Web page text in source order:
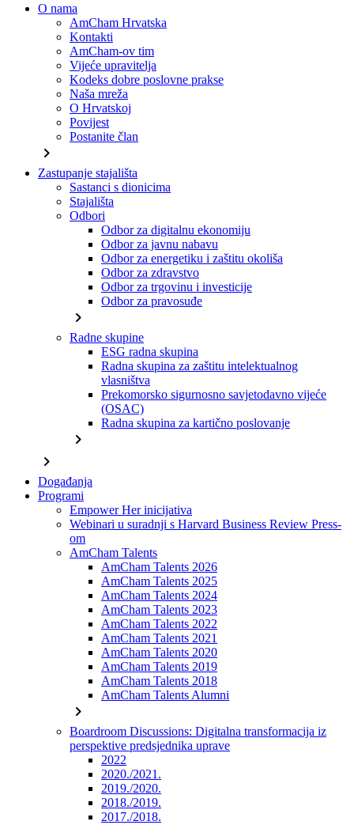
O nama
AmCham Hrvatska
Kontakti
AmCham-ov tim
Vijeće upravitelja
Kodeks dobre poslovne prakse
Naša mreža
O Hrvatskoj
Povijest
Postanite član
chevron_right
Zastupanje stajališta
Sastanci s dionicima
Stajališta
Odbori
Odbor za digitalnu ekonomiju
Odbor za javnu nabavu
Odbor za energetiku i zaštitu okoliša
Odbor za zdravstvo
Odbor za trgovinu i investicije
Odbor za pravosuđe
chevron_right
Radne skupine
ESG radna skupina
Radna skupina za zaštitu intelektualnog
vlasništva
Prekomorsko sigurnosno savjetodavno vijeće
(OSAC)
Radna skupina za kartično poslovanje
chevron_right
chevron_right
Događanja
Programi
Empower Her inicijativa
Webinari u suradnji s Harvard Business Review Press-
om
AmCham Talents
AmCham Talents 2026
AmCham Talents 2025
AmCham Talents 2024
AmCham Talents 2023
AmCham Talents 2022
AmCham Talents 2021
AmCham Talents 2020
AmCham Talents 2019
AmCham Talents 2018
AmCham Talents Alumni
chevron_right
Boardroom Discussions: Digitalna transformacija iz
perspektive predsjednika uprave
2022
2020./2021.
2019./2020.
2018./2019.
2017./2018.